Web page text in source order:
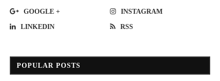
GOOGLE + INSTAGRAM
LINKEDIN RSS
POPULAR POSTS